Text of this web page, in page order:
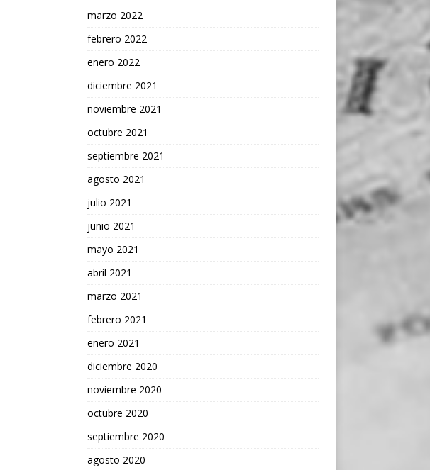
marzo 2022
febrero 2022
enero 2022
diciembre 2021
noviembre 2021
octubre 2021
septiembre 2021
agosto 2021
julio 2021
junio 2021
mayo 2021
abril 2021
marzo 2021
febrero 2021
enero 2021
diciembre 2020
noviembre 2020
octubre 2020
septiembre 2020
agosto 2020